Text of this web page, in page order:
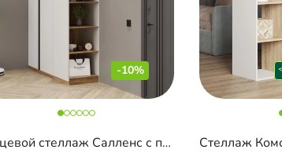
-10%
Торцевой стеллаж Салленс с полками Стеллаж